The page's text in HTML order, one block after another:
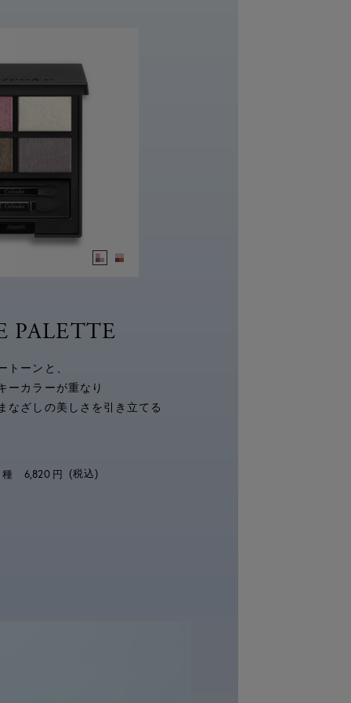
PALETTE
トーンと、
ーカラーが重なり
なざしの美しさを引き立てる
種 6,820 円 (税込)